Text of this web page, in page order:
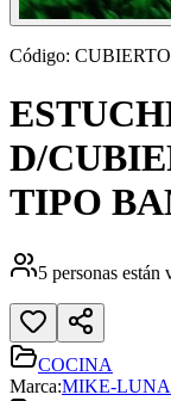
Código:
D/
TIPO
5 personas están
COCINA
Marca:MIKE-LUNA